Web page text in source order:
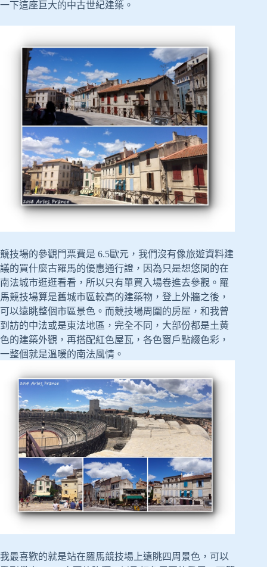
一下這座巨大的中古世紀建築。
競技場的參觀門票費是 6.5歐元，我們沒有像旅遊資料建
議的買什麼古羅馬的優惠通行證，因為只是想悠閒的在
南法城市逛逛看看，所以只有單買入場卷進去參觀。羅
馬競技場算是舊城市區較高的建築物，登上外牆之後，
可以遠眺整個市區景色。而競技場周圍的房屋，和我曾
到訪的中法或是東法地區，完全不同，大部份都是土黃
色的建築外觀，再搭配紅色屋瓦，各色窗戶點綴色彩，
一整個就是溫暖的南法風情。
我最喜歡的就是站在羅馬競技場上遠眺四周景色，可以